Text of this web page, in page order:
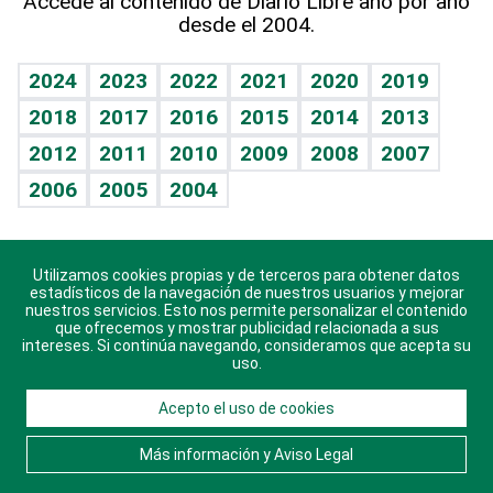
Vida y familia
Eñe
Celebrando la vida
Sin complejos
En pocas palabras
Escuchando al corazón
Economía Personal
TBT Deportivo
Guía del dinero
Horóscopos
Crucigramas
desde el 2004.
2024 2023 2022 2021 2020
2019
2018
2017 2016 2015 2014
2013
2012
2011 2010 2009 2008
2007
2006
2005 2004
Descarga nuestras aplicaciones para Android, iOS y
sistema Huawei.
© 2021 Diario Libre, todos los derechos reservados.
Consulta elAviso Legal. Ponte en Contacto
nosotros y conoce más sobre Diario Libre
Utilizamos cookies propias y de terceros para obtener datos
estadísticos de la navegación de nuestros usuarios y mejorar
nuestros servicios. Esto nos permite personalizar el contenido
que ofrecemos y mostrar publicidad relacionada a sus
intereses. Si continúa navegando, consideramos que acepta su
uso.
Acepto el uso de cookies
Más información y Aviso Legal